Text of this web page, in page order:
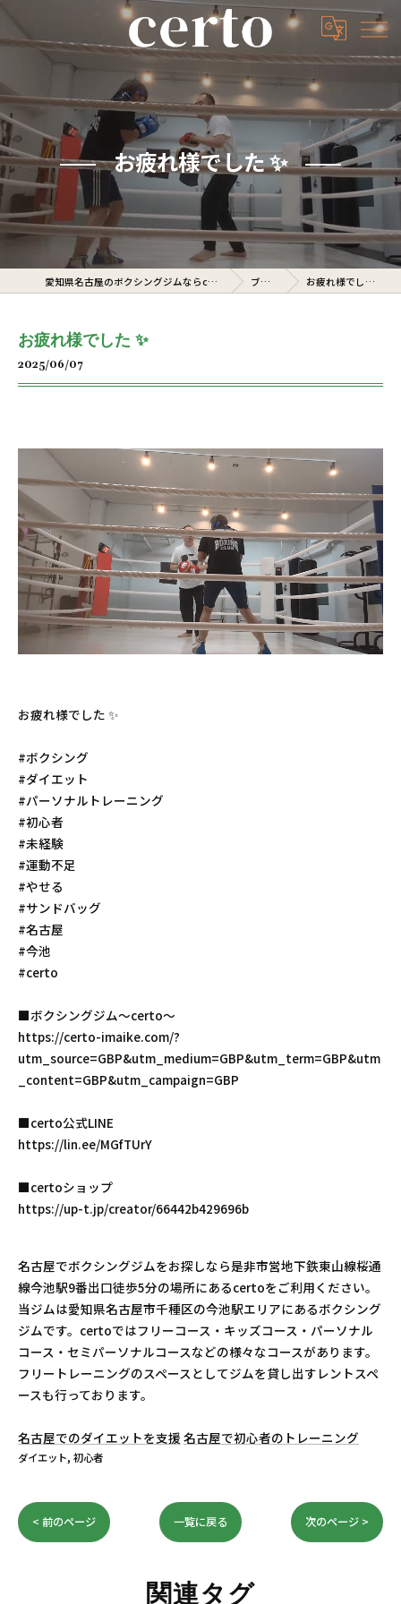
お疲れ様でした ✨️
愛知県名古屋のボクシングジムならcerto ブログ お疲れ様でした ✨️
お疲れ様でした ✨️
2025/06/07
お疲れ様でした ✨️
#ボクシング
#ダイエット
#パーソナルトレーニング
#初心者
#未経験
#運動不足
#やせる
#サンドバッグ
#名古屋
#今池
#certo
■ボクシングジム〜certo〜
https://certo-imaike.com/?
utm_source=GBP&utm_medium=GBP&utm_term=GBP&utm
_content=GBP&utm_campaign=GBP
■certo公式LINE
https://lin.ee/MGfTUrY
■certoショップ
https://up-t.jp/creator/66442b429696b
名古屋でボクシングジムをお探しなら是非市営地下鉄東山線桜通
線今池駅9番出口徒歩5分の場所にあるcertoをご利用ください。
当ジムは愛知県名古屋市千種区の今池駅エリアにあるボクシング
ジムです。certoではフリーコース・キッズコース・パーソナル
コース・セミパーソナルコースなどの様々なコースがあります。
フリートレーニングのスペースとしてジムを貸し出すレントスペ
ースも行っております。
名古屋でのダイエットを支援 名古屋で初心者のトレーニング
ダイエット 初心者
< 前のページ 一覧に戻る 次のページ >
関連タグ